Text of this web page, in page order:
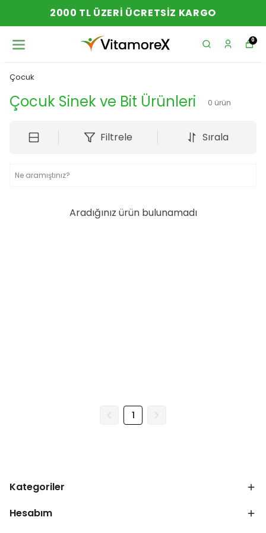
2000 TL ÜZERI ÜCRETSIZ KARGO
0
Çocuk
Çocuk Sinek ve Bit Ürünleri 0 ürün
Filtrele Sırala
Aradığınız ürün bulunamadı
1
Kategoriler
Hesabım